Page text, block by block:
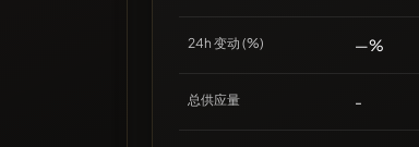
24h 变动 (%) —%
总供应量 -